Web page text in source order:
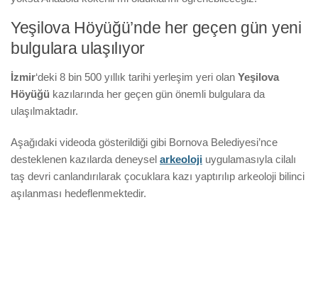
Yeşilova Höyüğü’nde her geçen gün yeni
bulgulara ulaşılıyor
İzmir‘deki 8 bin 500 yıllık tarihi yerleşim yeri olan Yeşilova
Höyüğü kazılarında her geçen gün önemli bulgulara da
ulaşılmaktadır.
Aşağıdaki videoda gösterildiği gibi Bornova Belediyesi’nce
desteklenen kazılarda deneysel arkeoloji uygulamasıyla cilalı
taş devri canlandırılarak çocuklara kazı yaptırılıp arkeoloji bilinci
aşılanması hedeflenmektedir.